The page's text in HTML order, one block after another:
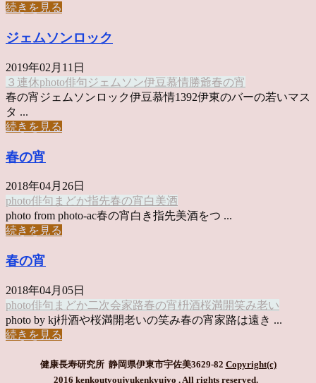
続きを見る
ジェムソンロック
2019年02月11日
３連休photo俳句ジェムソン伊豆慕情 勝爺春の宵
春の宵ジェムソンロック伊豆慕情1392伊東のバーの若いマス
タ ...
続きを見る
春の宵
2018年04月26日
photo俳句 まどか指先春の宵白 美酒
photo from photo-ac春の宵白き指先美酒をつ ...
続きを見る
春の宵
2018年04月05日
photo俳句 まどか二次会家路春の宵枡酒桜満開笑み老い
photo by kj枡酒や桜満開老いの笑み春の宵家路は遠き ...
続きを見る
健康長寿研究所 静岡県伊東市宇佐美3629-82 Copyright(c)
2016 kenkoutyoujyukenkyujyo . All rights reserved.